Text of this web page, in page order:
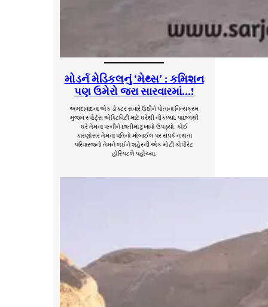
મોડર્ન મેડિકલનું ‘મેથ્સ’ : કમિશન
પણ ઉમેરો જરા સારવારમાં…!
અમદાવાદના એક ડોક્ટર સવારે ઉઠીને પોતાના નિત્યક્રમ
મુજબ સ્પોર્ટ્સ એક્ટિવિટી માટે ઘરેથી નીકળ્યાં. પાછળથી
ઘરે તેમના પત્નીને છાતીમાં દુખાવો ઉપડ્યો. કોઈ
કારણોસર તેમના પતિનો મોબાઈલ પર સંપર્ક ન થતા
પરિવારજનો તેમને લઈને શહેરની એક મોટી કોર્પોરેટ
હોસ્પિટલે પહોંચ્યા.